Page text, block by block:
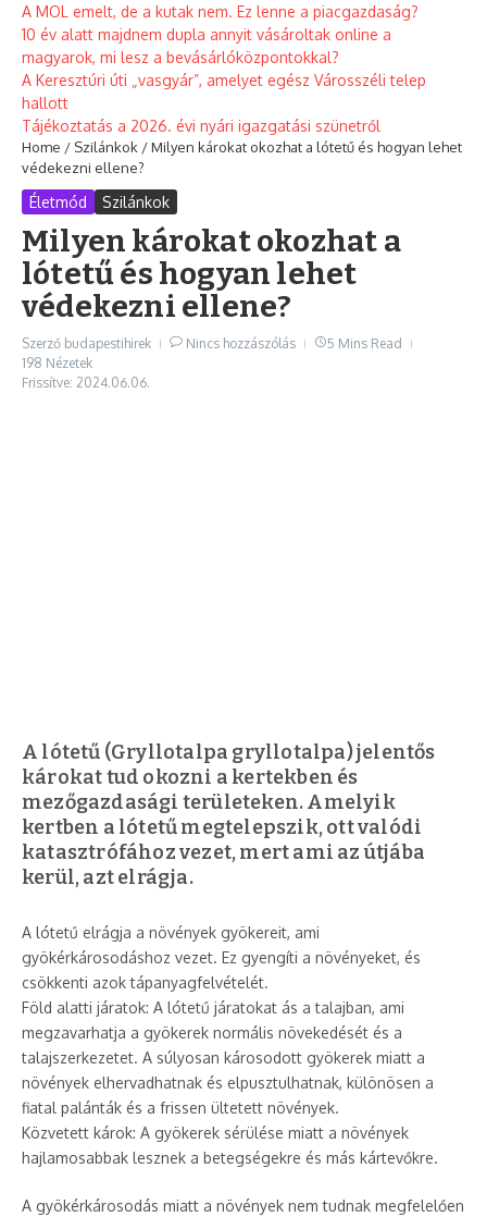
A MOL emelt, de a kutak nem. Ez lenne a piacgazdaság?
10 év alatt majdnem dupla annyit vásároltak online a
magyarok, mi lesz a bevásárlóközpontokkal?
A Keresztúri úti „vasgyár”, amelyet egész Városszéli telep
hallott
Tájékoztatás a 2026. évi nyári igazgatási szünetről
Home / Szilánkok /Milyen károkat okozhat a lótetű és hogyan lehet
védekezni ellene?
Életmód Szilánkok
Milyen károkat okozhat a
lótetű és hogyan lehet
védekezni ellene?
Szerző budapestihirek Nincs hozzászólás
5 Mins Read
198 Nézetek
Frissítve: 2024.06.06.
A lótetű (Gryllotalpa gryllotalpa) jelentős
károkat tud okozni a kertekben és
mezőgazdasági területeken. Amelyik
kertben a lótetű megtelepszik, ott valódi
katasztrófához vezet, mert ami az útjába
kerül, azt elrágja.
A lótetű elrágja a növények gyökereit, ami
gyökérkárosodáshoz vezet. Ez gyengíti a növényeket, és
csökkenti azok tápanyagfelvételét.
Föld alatti járatok: A lótetű járatokat ás a talajban, ami
megzavarhatja a gyökerek normális növekedését és a
talajszerkezetet. A súlyosan károsodott gyökerek miatt a
növények elhervadhatnak és elpusztulhatnak, különösen a
fiatal palánták és a frissen ültetett növények.
Közvetett károk: A gyökerek sérülése miatt a növények
hajlamosabbak lesznek a betegségekre és más kártevőkre.
A gyökérkárosodás miatt a növények nem tudnak megfelelően